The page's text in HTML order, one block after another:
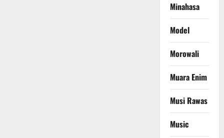
Minahasa
Model
Morowali
Muara Enim
Musi Rawas
Music